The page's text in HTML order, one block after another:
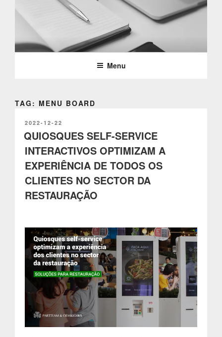
conteúdoPARTTEAM & OEMKIOSKS
BLOG
Menu
TAG: MENU BOARD
PUBLICADO
EM
2022-12-22
QUIOSQUES SELF-SERVICE
INTERACTIVOS OPTIMIZAM A
EXPERIÊNCIA DE TODOS OS
CLIENTES NO SECTOR DA
RESTAURAÇÃO